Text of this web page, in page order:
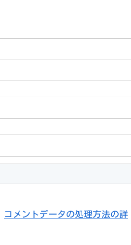
コメントデータの処理方法の詳